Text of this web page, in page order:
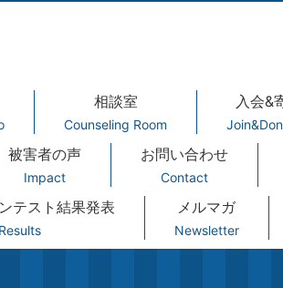
相談室
Counseling Room
入会&
被害者の声
Impact
お問い合わせ
Contact
テスト結果発表 メルマガ
Newsletter